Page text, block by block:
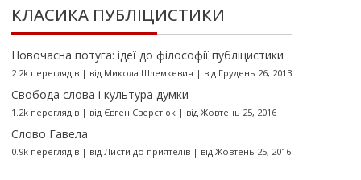
КЛАСИКА ПУБЛІЦИСТИКИ
Новочасна потуга: ідеї до філософії публіцистики
2.2k переглядів| від Микола Шлемкевич | від Грудень 26, 2013
Свобода слова і культура думки
1.2k переглядів| від Євген Сверстюк| від Жовтень 25, 2016
Слово Гавела
0.9k переглядів| від Листи до приятелів| від Жовтень 25, 2016